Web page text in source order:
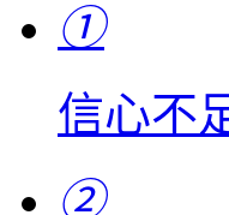
①
信心不
②